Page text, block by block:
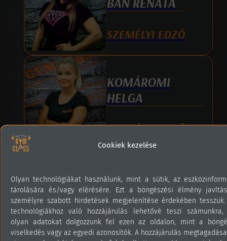
Cookiek kezelése
Olyan technológiákat használunk, mint a sütik, az
tárolására és/vagy elérésére. Ezt a böngészési élmény
személyre szabott hirdetések megjelenítése érdekében tesszük.
technológiákhoz való hozzájárulás lehetővé teszi számunkra,
olyan adatokat dolgozzunk fel ezen az oldalon, mint a
viselkedés vagy az egyedi azonosítók. A hozzájárulás
SZEMÉLYI EDZŐ
KOMÁROMI
HELGA
SZEMÉLYI EDZŐ
ELEK-FÜLÖP ÁGI
SZEMÉLYI EDZŐ